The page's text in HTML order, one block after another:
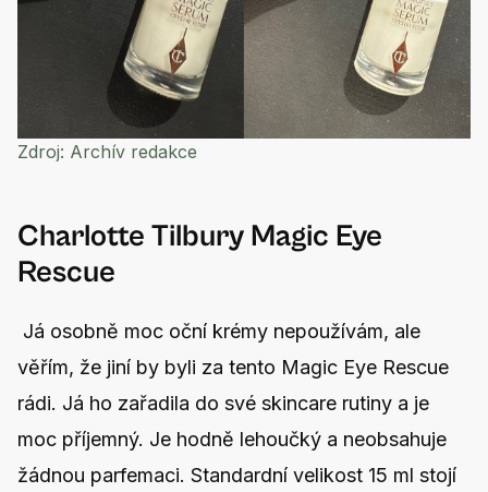
Zdroj: Archív redakce
Charlotte Tilbury Magic Eye
Rescue
Já osobně moc oční krémy nepoužívám, ale
věřím, že jiní by byli za tento Magic Eye Rescue
rádi. Já ho zařadila do své skincare rutiny a je
moc příjemný. Je hodně lehoučký a neobsahuje
žádnou parfemaci. Standardní velikost 15 ml stojí